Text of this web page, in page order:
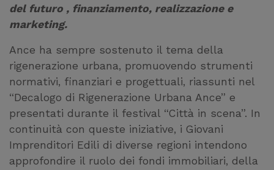
del futuro , finanziamento, realizzazione e
marketing.
Ance ha sempre sostenuto il tema della
rigenerazione urbana, promuovendo strumenti
normativi, finanziari e progettuali, riassunti nel
“Decalogo di Rigenerazione Urbana Ance” e
presentati durante il festival “Città in scena”. In
continuità con queste iniziative, i Giovani
Imprenditori Edili di diverse regioni intendono
approfondire il ruolo dei fondi immobiliari, della